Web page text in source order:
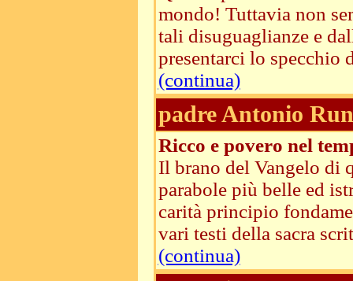
mondo! Tuttavia non
tali disuguaglianze e
presentarci lo specchio
(continua)
padre Antonio
Ricco e povero nel
Il brano del Vangelo di
parabole più belle ed
carità principio
vari testi della sacra
(continua)